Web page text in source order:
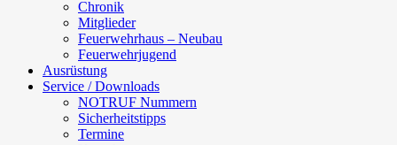
Chronik
Mitglieder
Feuerwehrhaus – Neubau
Feuerwehrjugend
Ausrüstung
Service / Downloads
NOTRUF Nummern
Sicherheitstipps
Termine